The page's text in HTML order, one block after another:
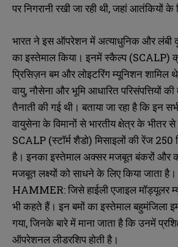
पर निगरानी रखी जा रही थी, जहां आतंकियों के
भारत ने इस ऑपरेशन में अत्याधुनिक और लंबी
का इस्तेमाल किया। इनमें स्कैल्प (SCALP)
प्रिसिज़न बम और लोइटरिंग म्यूनिशन
वायु, नौसेना और भूमि आधारित परिसंपत्तियों की
तैनाती की गई थी। बताया जा रहा है कि इन
वायुसेना के विमानों से भारतीय क्षेत्र के भीतर
SCALP (स्टॉर्म शैडो) मिसाइलों की रेंज
है। इनका इस्तेमाल अक्सर मजबूत बंकरों और
मजबूत लक्ष्यों को साधने के लिए किया जाता है।
HAMMER: जिसे हाईली एजाइल मॉड्यूलर
भी कहते हैं। इन बमों का इस्तेमाल बहुमंजिला
गया, जिनके बारे में माना जाता है कि उनमें
ऑपरेशनल लीडरशिप होती है।